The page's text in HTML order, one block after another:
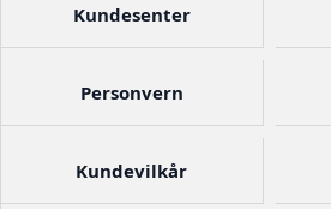
Kundesenter
Personvern
Kundevilkår